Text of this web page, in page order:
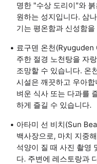
명한 "수상 도리이"와
원하는 성지입니다. 삼
기는 평온함과 신성함
료구덴 온천
주한 절경 노천탕을 자
조망할 수 있습니다. 온
시설은 깨끗하고 우아
벼운 식사 또는 다과를
하게 즐길 수 있습니다.
아타미 선 비치(Sun
백사장으로, 마치 지중
석양이 질 때 사진 촬영
다. 주변에 레스토랑과